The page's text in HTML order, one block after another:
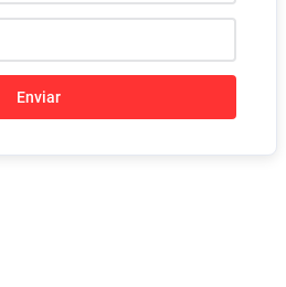
Enviar